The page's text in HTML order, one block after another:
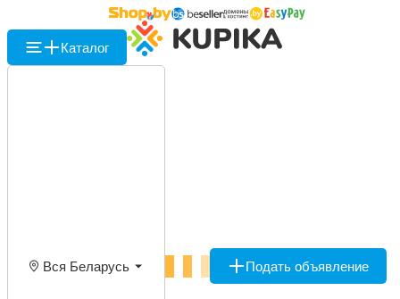
Каталог
Вся Беларусь Подать объявление